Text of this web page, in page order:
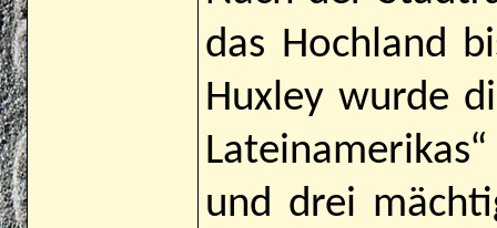
das Hochland
Huxley wurde
und drei